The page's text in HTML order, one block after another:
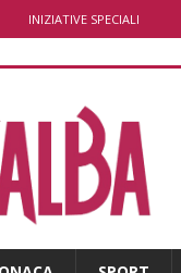
INIZIATIVE SPECIALI